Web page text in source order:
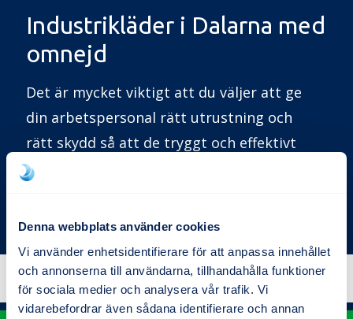
Denna webbplats använder cookies
Vi använder enhetsidentifierare för att anpassa innehållet
och annonserna till användarna, tillhandahålla funktioner
för sociala medier och analysera vår trafik. Vi
vidarebefordrar även sådana identifierare och annan
Industrikläder i Dalarna med
omnejd
Det är mycket viktigt att du väljer att ge
din arbetspersonal rätt utrustning och
rätt skydd så att de tryggt och effektivt
kan utföra sina uppdrag – för sin egen
slutkunders.
0280 – 320 01